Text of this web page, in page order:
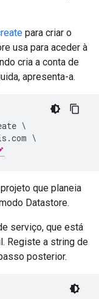
para criar o
usa para aceder à
cria a conta de
apresenta-a.
\
\
que planeia
Datastore.
serviço, que está
Registe a string de
posterior.